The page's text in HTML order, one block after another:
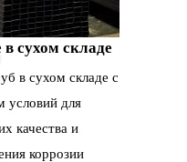
сухом складе
в сухом складе с
условий для
качества и
коррозии